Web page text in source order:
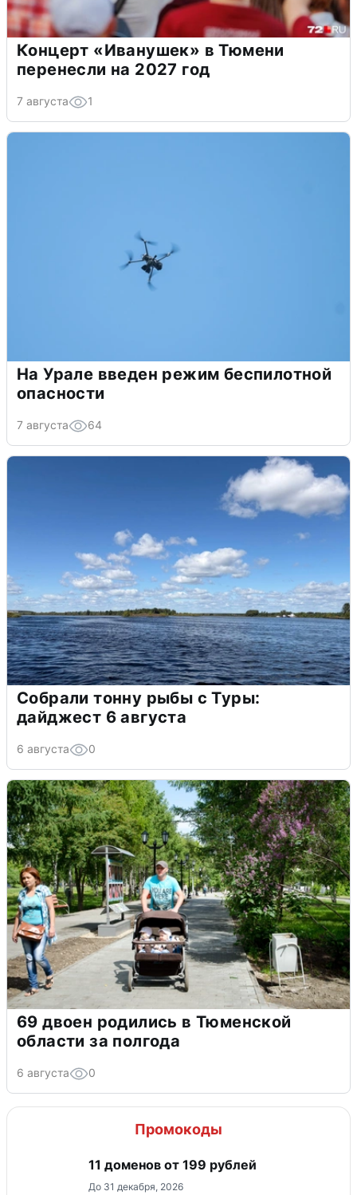
Концерт «Иванушек» в Тюмени
перенесли на 2027 год
7 августа 1
На Урале введен режим беспилотной
опасности
7 августа 64
Собрали тонну рыбы с Туры:
дайджест 6 августа
6 августа 0
69 двоен родились в Тюменской
области за полгода
6 августа 0
Промокоды
11 доменов от 199 рублей
До 31 декабря, 2026